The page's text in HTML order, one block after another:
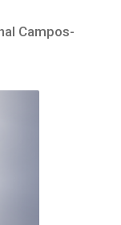
Campos-